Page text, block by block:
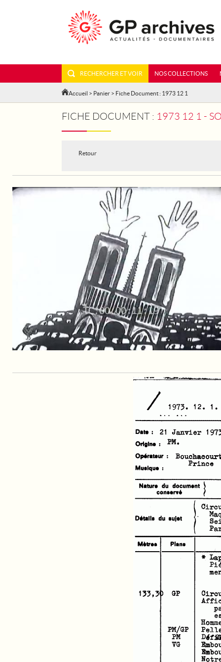
RECHERCHER ET VOIR NOS COLLECTIONS
Accueil > Panier > Fiche Document : 1973 12 1
FICHE DOCUMENT : 1973 12 1 -
Retour